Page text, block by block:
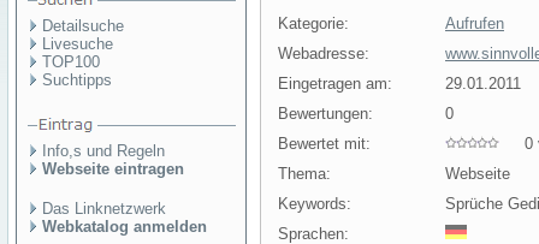
Detailsuche
Livesuche
TOP100
Suchtipps
Info,s und Regeln
Webseite eintragen
Das Linknetzwerk
Webkatalog anmelden
Kategorie:
Aufrufen
Webadresse:
Eingetragen am:
29.01.2011
Bewertungen:
0
Bewertet mit:
0
Thema:
Webseite
Keywords:
Sprüche
Sprachen: